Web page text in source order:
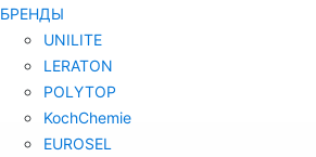
БРЕНДЫ
UNILITE
LERATON
POLYTOP
KochChemie
EUROSEL